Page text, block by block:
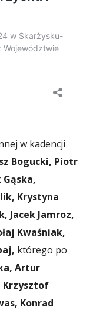
w kadencji
Bogucki, Piotr
Krystyna
Jacek Jamroz,
Kwaśniak,
którego po
Artur
Krzysztof
Konrad